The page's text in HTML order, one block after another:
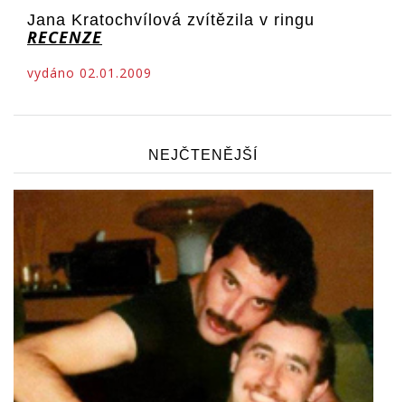
Jana Kratochvílová zvítězila v ringu
RECENZE
vydáno 02.01.2009
NEJČTENĚJŠÍ